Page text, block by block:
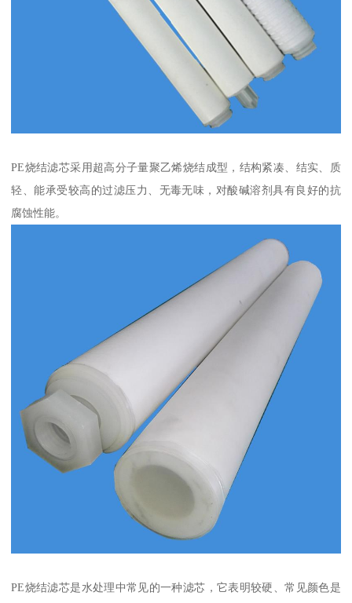
PE烧结滤芯采用超高分子量聚乙烯烧结成型，结构紧凑、结实、质
轻、能承受较高的过滤压力、无毒无味，对酸碱溶剂具有良好的抗
腐蚀性能。
PE烧结滤芯是水处理中常见的一种滤芯，它表明较硬、常见颜色是